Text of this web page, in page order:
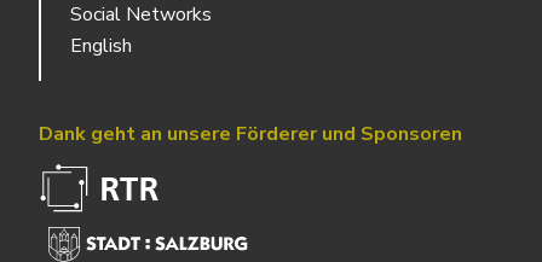
Social Networks
English
Dank geht an unsere Förderer und Sponsoren